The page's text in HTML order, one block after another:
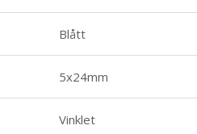
Blått
5x24mm
Vinklet